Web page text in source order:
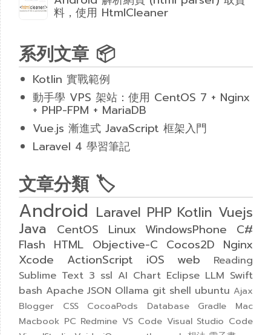
料，使用 HtmlCleaner
系列文章 📦
Kotlin 實戰範例
動手學 VPS 架站：使用 CentOS 7 + Nginx
+ PHP-FPM + MariaDB
Vue.js 漸進式 JavaScript 框架入門
Laravel 4 學習筆記
文章分類 🏷
Android Laravel PHP Kotlin Vuejs
Java
CentOS Linux WindowsPhone
C#
Flash HTML Objective-C Cocos2D Nginx
Xcode
ActionScript iOS web
Reading
Sublime Text 3 ssl AI Chart Eclipse LLM Swift
bash Apache JSON Ollama git shell ubuntu Ajax
Blogger
CSS CocoaPods Database Gradle
Mac
Macbook PC Redmine VS Code Visual Studio Code